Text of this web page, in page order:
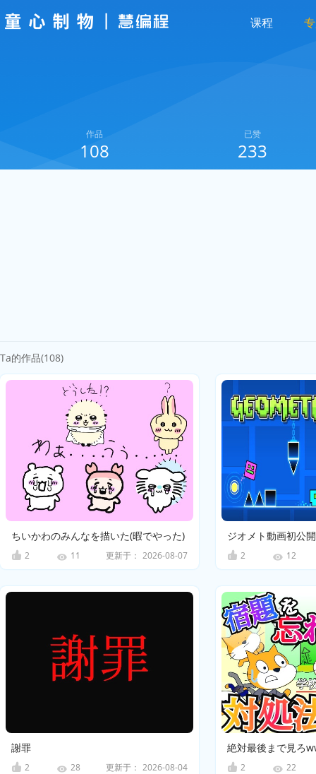
课程
作品
108
已赞
233
Ta的作品(108)
ちいかわのみんなを描いた(暇でやった)
2 11 更新于： 2026-08-07
ジオメト動画初公
2 12
謝罪
2 28 更新于： 2026-08-04 2 22